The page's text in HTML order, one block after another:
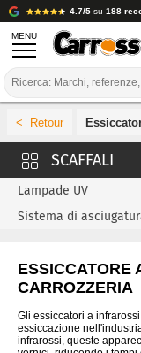
4.7/5 su 188
MENU
STRUMENTI PER LA
ATTREZZATURE
MARCHE
Lampade UV
Sistema di
ESSICCATORE
CARROZZERIA
Gli essiccatori a
essiccazione
infrarossi, queste